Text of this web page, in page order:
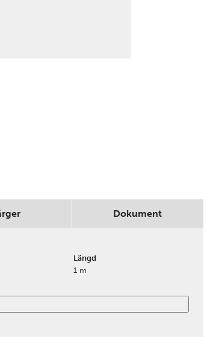
75:-
Dokument
Längd
1 m